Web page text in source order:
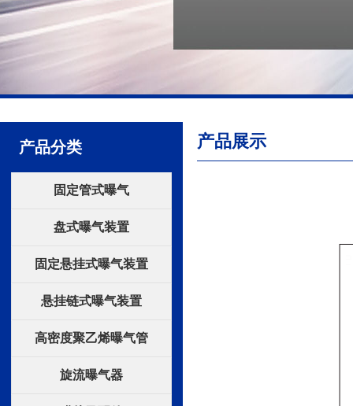
产品分类
固定管式曝气
盘式曝气装置
固定悬挂式曝气装置
悬挂链式曝气装置
高密度聚乙烯曝气管
旋流曝气器
产品展示